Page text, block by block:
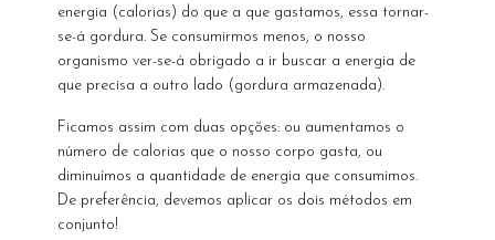
energia (calorias) do que a que gastamos, essa tornar-
se-á gordura. Se consumirmos menos, o nosso
organismo ver-se-á obrigado a ir buscar a energia de
que precisa a outro lado (gordura armazenada).
Ficamos assim com duas opções: ou aumentamos o
número de calorias que o nosso corpo gasta, ou
diminuímos a quantidade de energia que consumimos.
De preferência, devemos aplicar os dois métodos em
conjunto!